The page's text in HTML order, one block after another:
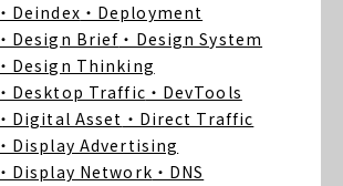
・Deindex ・Deployment
・Design Brief ・Design System
・Design Thinking
・Desktop Traffic ・DevTools
・Digital Asset ・Direct Traffic
・Display Advertising
・Display Network ・DNS